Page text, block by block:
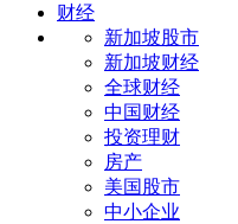
财经
新加坡股市
新加坡财经
全球财经
中国财经
投资理财
房产
美国股市
中小企业